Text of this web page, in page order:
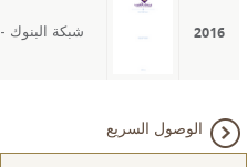
2016 شبكة البنوك - 2016
الوصول السريع